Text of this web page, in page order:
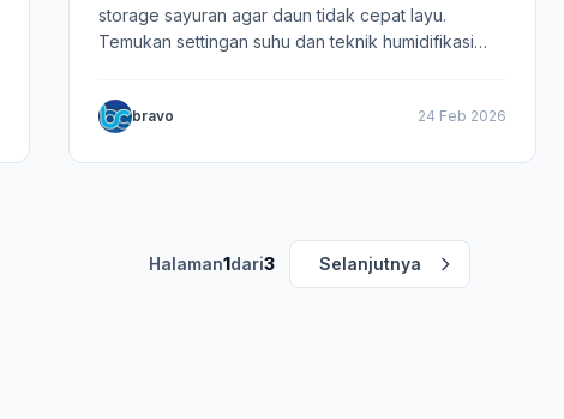
storage sayuran agar daun tidak cepat layu.
Temukan settingan suhu dan teknik humidifikasi
bravo 24 Feb 2026
Halaman1dari3 Selanjutnya